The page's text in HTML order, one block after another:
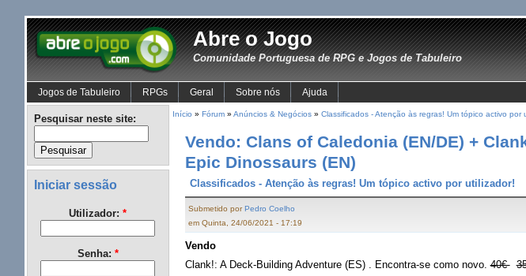
Abre o Jogo
Comunidade Portuguesa de RPG e Jogos de Tabuleiro
Jogos de Tabuleiro RPGs Geral Sobre nós Ajuda
Pesquisar neste site:
Iniciar sessão
Utilizador:*
Senha: *
Início » Fórum» Anúncios & Negócios» Classificados - Atenção às regras! Um tópico activo por
Vendo: Clans of Caledonia (EN/DE) +
Epic Dinossaurs (EN)
Classificados - Atenção às regras! Um tópico activo por utilizador!
Submetido por Pedro Coelho
em Quinta, 24/06/2021 - 17:19
Vendo
Clank!: A Deck-Building Adventure (ES) . Encontra-se como novo.40€